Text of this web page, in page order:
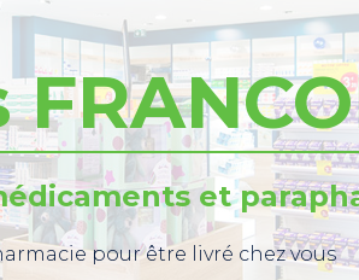
et
pour être livré chez vous